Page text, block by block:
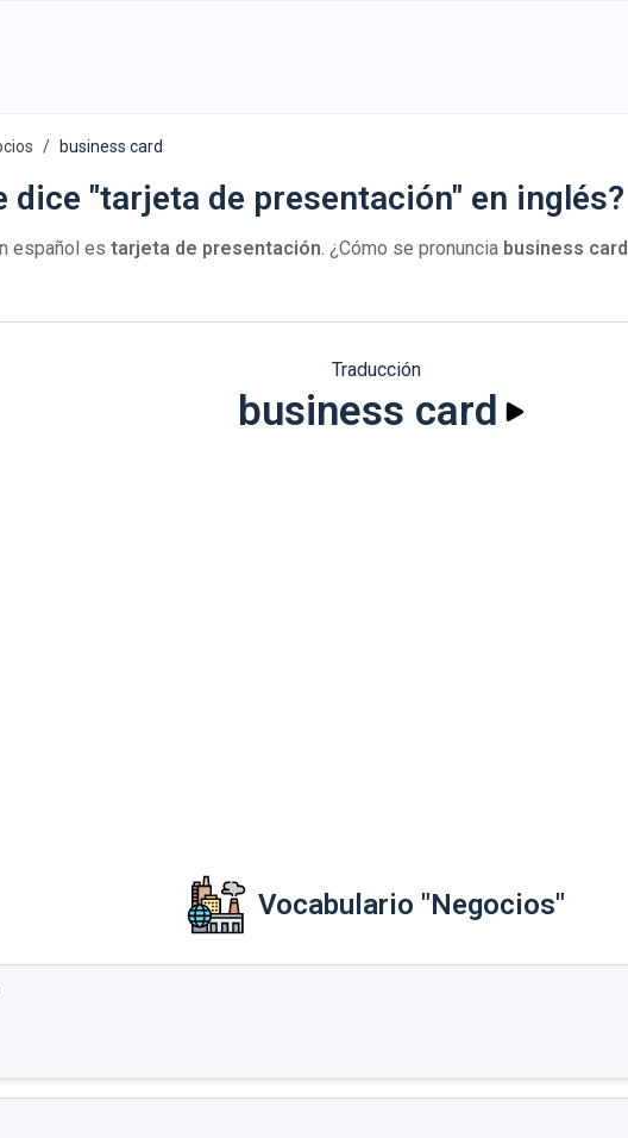
business card
dice "tarjeta de presentación" en inglés?
español es tarjeta de presentación. ¿Cómo se pronuncia business card
Traducción
business card
Vocabulario "Negocios"